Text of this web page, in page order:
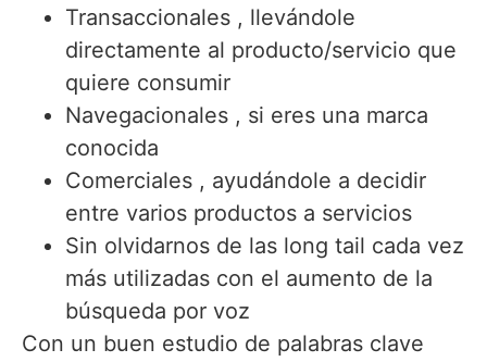
Transaccionales , llevándole
directamente al producto/servicio que
quiere consumir
Navegacionales , si eres una marca
conocida
Comerciales , ayudándole a decidir
entre varios productos a servicios
Sin olvidarnos de las long tail cada vez
más utilizadas con el aumento de la
búsqueda por voz
Con un buen estudio de palabras clave